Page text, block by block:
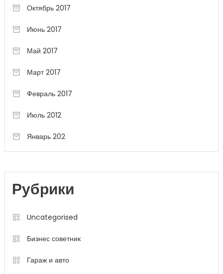
Октябрь 2017
Июнь 2017
Май 2017
Март 2017
Февраль 2017
Июль 2012
Январь 202
Рубрики
Uncategorised
Бизнес советник
Гараж и авто